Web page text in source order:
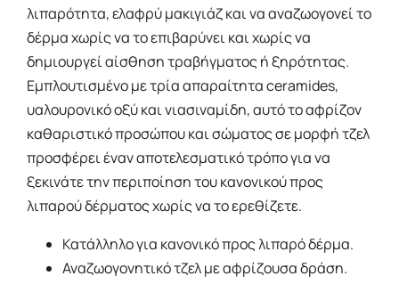
λιπαρότητα, ελαφρύ μακιγιάζ και να αναζωογονεί το
δέρμα χωρίς να το επιβαρύνει και χωρίς να
δημιουργεί αίσθηση τραβήγματος ή ξηρότητας.
Εμπλουτισμένο με τρία απαραίτητα ceramides,
υαλουρονικό οξύ και νιασιναμίδη, αυτό το αφρίζον
καθαριστικό προσώπου και σώματος σε μορφή τζελ
προσφέρει έναν αποτελεσματικό τρόπο για να
ξεκινάτε την περιποίηση του κανονικού προς
λιπαρού δέρματος χωρίς να το ερεθίζετε.
Κατάλληλο για κανονικό προς λιπαρό δέρμα.
Αναζωογονητικό τζελ με αφρίζουσα δράση.